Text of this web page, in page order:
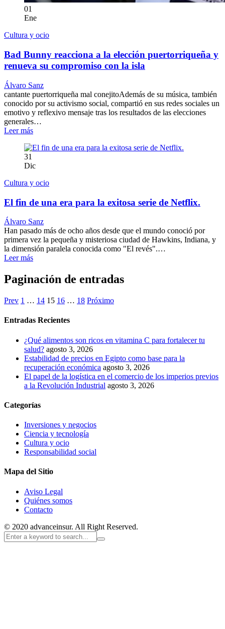
01
Ene
Cultura y ocio
Bad Bunny reacciona a la elección puertorriqueña y
renueva su compromiso con la isla
Álvaro Sanz
cantante puertorriqueña mal conejitoAdemás de su música, también
conocido por su activismo social, compartió en sus redes sociales un
emotivo y reflexivo mensaje tras los resultados de las elecciones
generales…
Leer más
31
Dic
Cultura y ocio
El fin de una era para la exitosa serie de Netflix.
Álvaro Sanz
Han pasado más de ocho años desde que el mundo conoció por
primera vez la pequeña y misteriosa ciudad de Hawkins, Indiana, y
la dimensión paralela conocida como "El revés".…
Leer más
Paginación de entradas
Prev 1 … 14 15 16 … 18 Próximo
Entradas Recientes
¿Qué alimentos son ricos en vitamina C para fortalecer tu
salud? agosto 3, 2026
Estabilidad de precios en Egipto como base para la
recuperación económica agosto 3, 2026
El papel de la logística en el comercio de los imperios previos
a la Revolución Industrial agosto 3, 2026
Categorías
Inversiones y negocios
Ciencia y tecnología
Cultura y ocio
Responsabilidad social
Mapa del Sitio
Aviso Legal
Quiénes somos
Contacto
© 2020 advanceinsur. All Right Reserved.